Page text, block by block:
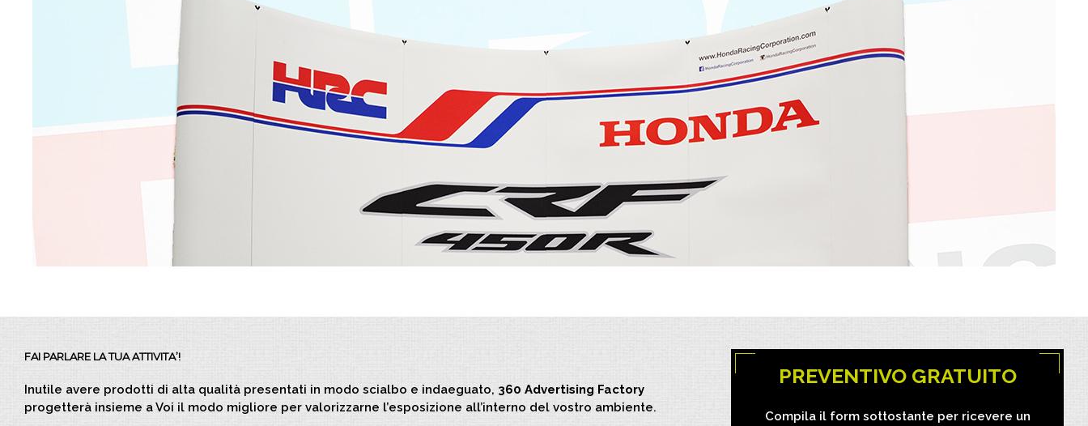
FAI PARLARE LA TUA ATTIVITA’!
Inutile avere prodotti di alta qualità presentati in modo scialbo e indaeguato, 360 Advertising Factory
progetterà insieme a Voi il modo migliore per valorizzarne l’esposizione all’interno del vostro ambiente.
PREVENTIVO GRATUITO
Compila il form sottostante per ricevere un